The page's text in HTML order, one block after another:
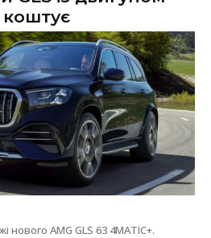
коштує
нового AMG GLS 63 4MATIC+.